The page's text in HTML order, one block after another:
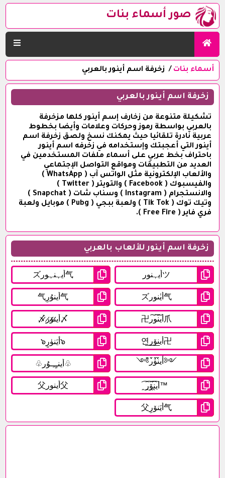
صور أسماء بنات
أسماء بنات زخرفة اسم أينور بالعربي
زخرفة اسم أينور بالعربي
تشكيلة متنوعة من زخارف إسم أينور كلها مزخرفة
بالعربي بواسطة رموز وحركات وعلامات وأيضا بخطوط
عربية نادرة تلقائيا حيث يمكنك نسخ ولصق زخرفة اسم
أينور التي أعجبتك وإستخدامه في زخرفه اسم أينور
باحتراف بخط عربي على أسماء ملفات المستخدمين في
العديد من التطبيقات ومواقع التواصل الإجتماعي
والألعاب الإلكترونية مثل الواتس آب ( WhatsApp )
والفيسبوك ( Facebook ) والتويتر ( Twitter )
والانستجرام ( Instagram ) وسناب شات ( Snapchat )
وتيك توك ( Tik Tok ) ولعبة ببجي ( Pubg ) موبايل ولعبة
فري فاير ( Free Fire ).
زخرفة اسم أينور للألعاب بالعربي